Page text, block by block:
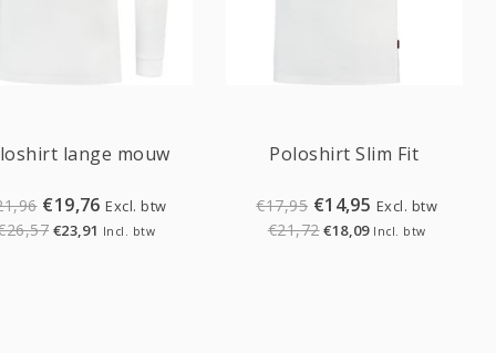
lange mouw
€19,76 Excl. btw
€23,91 Incl. btw
Poloshirt Slim Fit
€17,95 €14,95 Excl. btw
€21,72€18,09 Incl. btw